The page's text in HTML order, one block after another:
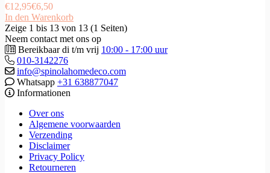
€12,95€6,50
In den Warenkorb
Zeige 1 bis 13 von 13 (1 Seiten)
Neem contact met ons op
Bereikbaar di t/m vrij 10:00 - 17:00 uur
010-3142276
info@spinolahomedeco.com
Whatsapp +31 638877047
Informationen
Over ons
Algemene voorwaarden
Verzending
Disclaimer
Privacy Policy
Retourneren